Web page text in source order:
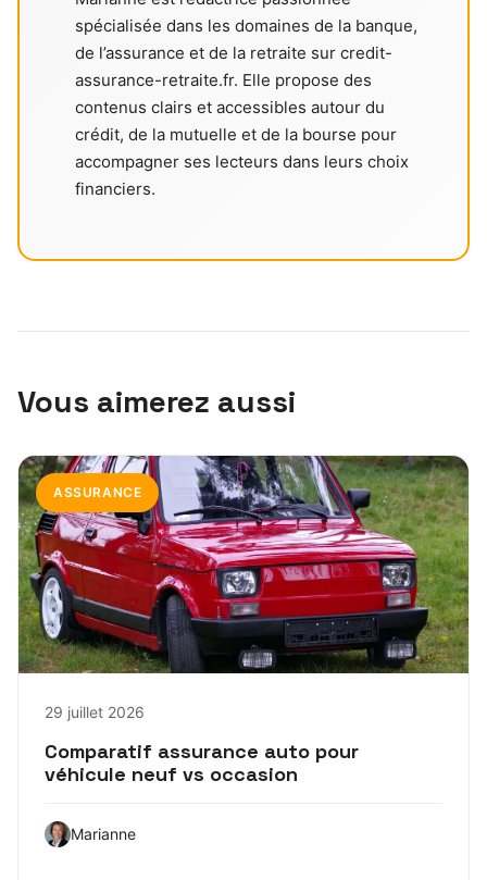
spécialisée dans les domaines de la banque,
de l’assurance et de la retraite sur credit-
assurance-retraite.fr. Elle propose des
contenus clairs et accessibles autour du
crédit, de la mutuelle et de la bourse pour
accompagner ses lecteurs dans leurs choix
financiers.
Vous aimerez aussi
ASSURANCE
29 juillet 2026
Comparatif assurance auto pour
véhicule neuf vs occasion
Marianne